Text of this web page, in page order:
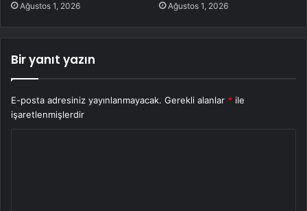
Ağustos 1, 2026 Ağustos 1, 2026
Bir yanıt yazın
E-posta adresiniz yayınlanmayacak. Gerekli alanlar * ile
işaretlenmişlerdir